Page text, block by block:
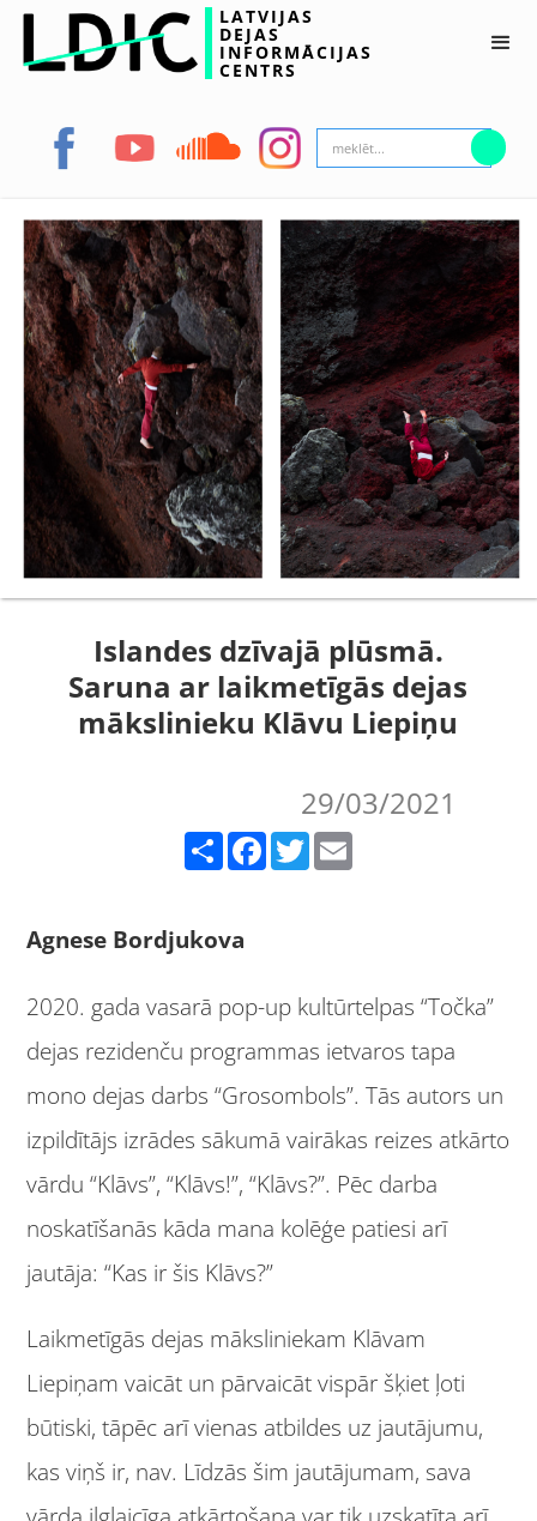
LATVIJAS
DEJAS
INFORMĀCIJAS
CENTRS
Islandes dzīvajā plūsmā.
Saruna ar laikmetīgās dejas
mākslinieku Klāvu Liepiņu
29/03/2021
Facebook Twitter
Agnese Bordjukova
2020. gada vasarā pop-up kultūrtelpas “Točka”
dejas rezidenču programmas ietvaros tapa
mono dejas darbs “Grosombols”. Tās autors un
izpildītājs izrādes sākumā vairākas reizes atkārto
vārdu “Klāvs”, “Klāvs!”, “Klāvs?”. Pēc darba
noskatīšanās kāda mana kolēģe patiesi arī
jautāja: “Kas ir šis Klāvs?”
Laikmetīgās dejas māksliniekam Klāvam
Liepiņam vaicāt un pārvaicāt vispār šķiet ļoti
būtiski, tāpēc arī vienas atbildes uz jautājumu,
kas viņš ir, nav. Līdzās šim jautājumam, sava